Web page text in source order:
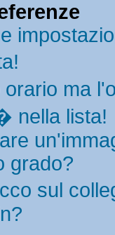
orario ma
nella lista!
grado?
sul